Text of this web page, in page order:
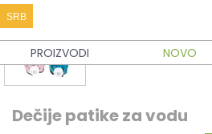
SRB
PROIZVODI NOVO
Dečije patike za vodu